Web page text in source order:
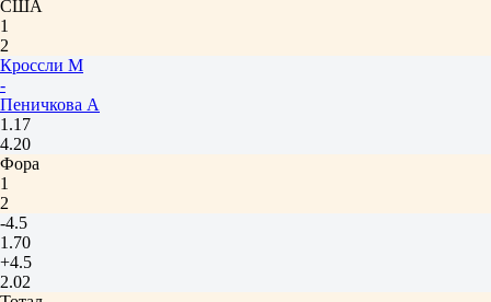
США
1
2
Кроссли М
-
Пеничкова А
1.17
4.20
Фора
1
2
-4.5
1.70
+4.5
2.02